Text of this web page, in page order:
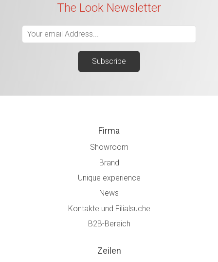
The Look Newsletter
Firma
Showroom
Brand
Unique experience
News
Kontakte und Filialsuche
B2B-Bereich
Zeilen